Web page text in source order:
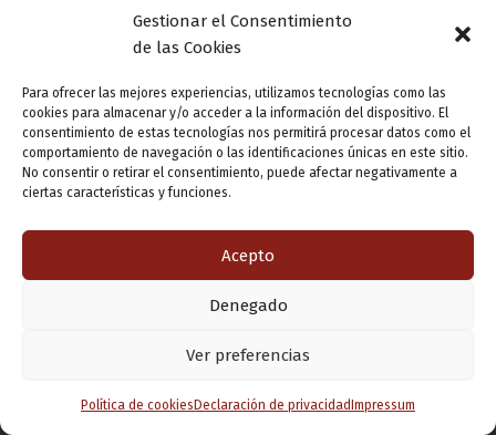
Gestionar el Consentimiento
de las Cookies
Para ofrecer las mejores experiencias, utilizamos tecnologías como las
cookies para almacenar y/o acceder a la información del dispositivo. El
consentimiento de estas tecnologías nos permitirá procesar datos como el
comportamiento de navegación o las identificaciones únicas en este sitio.
No consentir o retirar el consentimiento, puede afectar negativamente a
ciertas características y funciones.
Acepto
Denegado
Ver preferencias
Política de cookies Declaración de privacidad Impressum
La edición de arte es, en la actualidad, uno de los
campos más ilimitados de la creación, un medio de
género […]
Copyright © 2026 Valladolid en su titna